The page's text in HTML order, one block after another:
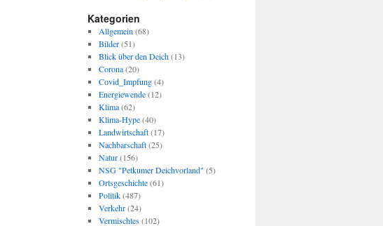
Kategorien
Allgemein (68)
Bilder(51)
Blick über den Deich(13)
Corona(20)
Covid_Impfung(4)
Energiewende(12)
Klima(62)
Klima-Hype(40)
Landwirtschaft(17)
Nachbarschaft(25)
Natur(156)
NSG "Petkumer Deichvorland" (5)
Ortsgeschichte(61)
Politik(487)
Verkehr(24)
Vermischtes(102)